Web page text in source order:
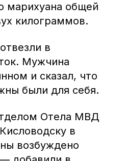
марихуана общей
килограммов.
в
Мужчина
и сказал, что
были для себя.
Отела МВД
в
возбуждено